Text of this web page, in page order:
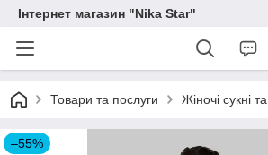
Інтернет магазин "Nika Star"
Товари та послуги Жіночі сукні
–55%